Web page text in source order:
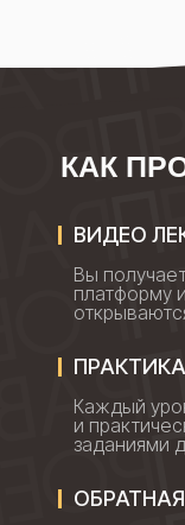
КАК
Каждый
и
заданиями
ПРАКТИКА
Вы
платформу
ВИДЕО